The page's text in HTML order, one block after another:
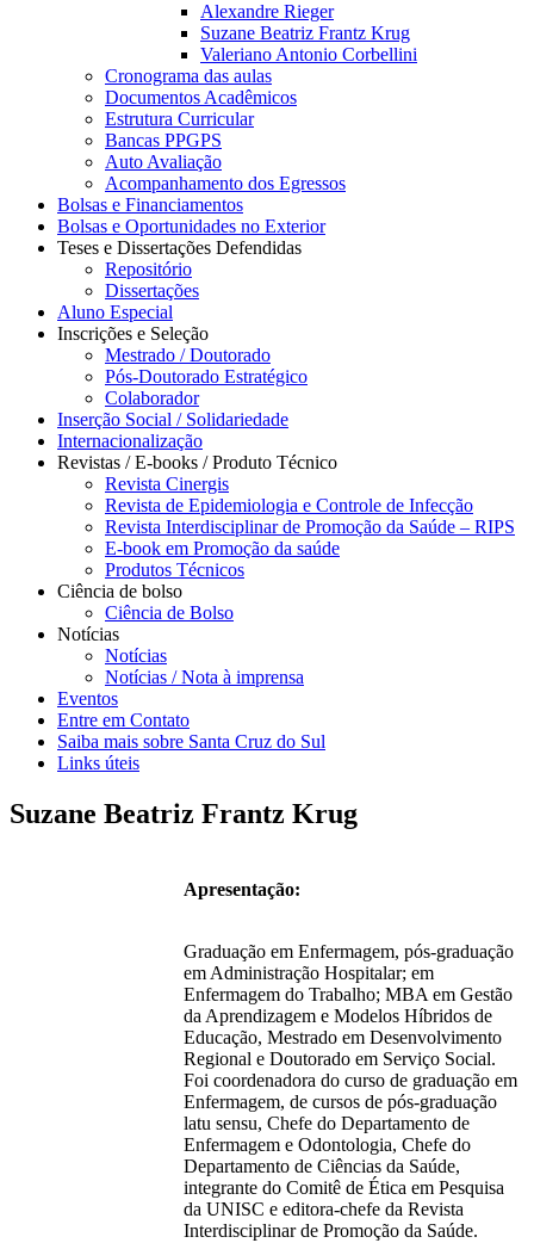
Alexandre Rieger
Suzane Beatriz Frantz Krug
Valeriano Antonio Corbellini
Cronograma das aulas
Documentos Acadêmicos
Estrutura Curricular
Bancas PPGPS
Auto Avaliação
Acompanhamento dos Egressos
Bolsas e Financiamentos
Bolsas e Oportunidades no Exterior
Teses e Dissertações Defendidas
Repositório
Dissertações
Aluno Especial
Inscrições e Seleção
Mestrado / Doutorado
Pós-Doutorado Estratégico
Colaborador
Inserção Social / Solidariedade
Internacionalização
Revistas / E-books / Produto Técnico
Revista Cinergis
Revista de Epidemiologia e Controle de Infecção
Revista Interdisciplinar de Promoção da Saúde – RIPS
E-book em Promoção da saúde
Produtos Técnicos
Ciência de bolso
Ciência de Bolso
Notícias
Notícias
Notícias / Nota à imprensa
Eventos
Entre em Contato
Saiba mais sobre Santa Cruz do Sul
Links úteis
Suzane Beatriz Frantz Krug
Apresentação:
Graduação em Enfermagem, pós-graduação
em Administração Hospitalar; em
Enfermagem do Trabalho; MBA em Gestão
da Aprendizagem e Modelos Híbridos de
Educação, Mestrado em Desenvolvimento
Regional e Doutorado em Serviço Social.
Foi coordenadora do curso de graduação em
Enfermagem, de cursos de pós-graduação
latu sensu, Chefe do Departamento de
Enfermagem e Odontologia, Chefe do
Departamento de Ciências da Saúde,
integrante do Comitê de Ética em Pesquisa
da UNISC e editora-chefe da Revista
Interdisciplinar de Promoção da Saúde.